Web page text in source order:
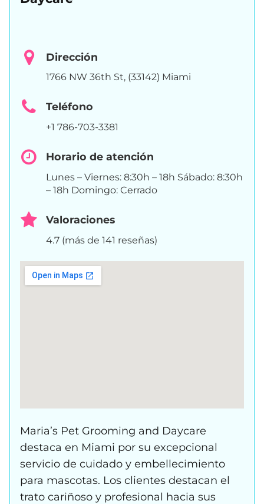
Dirección
1766 NW 36th St, (33142) Miami
Teléfono
+1 786-703-3381
Horario de atención
Lunes – Viernes: 8:30h – 18h Sábado: 8:30h
– 18h Domingo: Cerrado
Valoraciones
4.7 (más de 141 reseñas)
Maria’s Pet Grooming and Daycare
destaca en Miami por su excepcional
servicio de cuidado y embellecimiento
para mascotas. Los clientes destacan el
trato cariñoso y profesional hacia sus